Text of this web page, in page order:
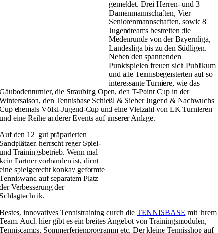
gemeldet. Drei Herren- und 3
Damenmannschaften, Vier
Seniorenmannschaften, sowie 8
Jugendteams bestreiten die
Medenrunde von der Bayernliga,
Landesliga bis zu den Südligen.
Neben den spannenden
Punktspielen freuen sich Publikum
und alle Tennisbegeisterten auf so
interessante Turniere, wie das
Gäubodenturnier, die Straubing Open, den T-Point Cup in der
Wintersaison, den Tennisbase Schießl & Sieber Jugend & Nachwuchs
Cup ehemals Völkl-Jugend-Cup und eine Vielzahl von LK Turnieren
und eine Reihe anderer Events auf unserer Anlage.
Auf den 12 gut präparierten
Sandplätzen herrscht reger Spiel-
und Trainingsbetrieb. Wenn mal
kein Partner vorhanden ist, dient
eine spielgerecht konkav geformte
Tenniswand auf separatem Platz
der Verbesserung der
Schlagtechnik.
Bestes, innovatives Tennistraining durch dieTENNISBASE mit ihrem
Team. Auch hier gibt es ein breites Angebot von Trainingsmodulen,
Tenniscamps, Sommerferienprogramm etc. Der kleine Tennisshop auf